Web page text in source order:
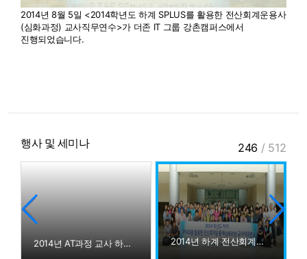
2014년 8월 5일 <2014학년도 하계 SPLUS를 활용한 전산회계운용사
(심화과정) 교사직무연수>가 더존 IT 그룹 강촌캠퍼스에서
진행되었습니다.
행사 및 세미나
2014년 AT과정 교사 하계직무연수 2014년 하계 전산회계운용사 교사직무연수
246 / 512